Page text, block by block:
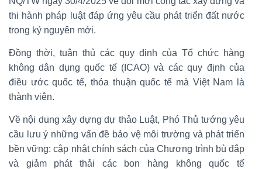
thi hành pháp luật đáp ứng yêu cầu phát triển đất nước
trong kỷ nguyên mới.
Đồng thời, tuân thủ các quy định của Tổ chức hàng
không dân dụng quốc tế (ICAO) và các quy định của
điều ước quốc tế, thỏa thuận quốc tế mà Việt Nam là
thành viên.
Về nội dung xây dựng dự thảo Luật, Phó Thủ tướng yêu
cầu lưu ý những vấn đề bảo vệ môi trường và phát triển
bền vững: cập nhật chính sách của Chương trình bù đắp
và giảm phát thải các bon hàng không quốc tế